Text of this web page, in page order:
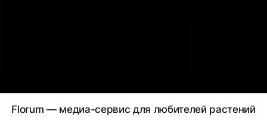
Florum — медиа-сервис для любителей растений